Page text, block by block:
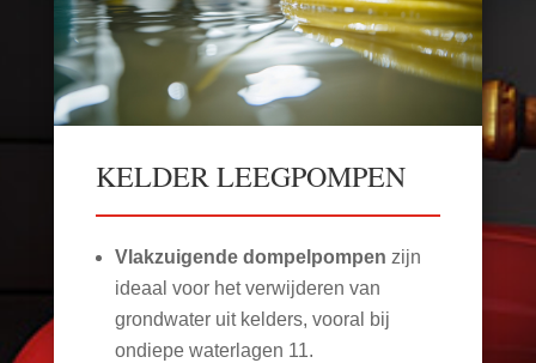
KELDER LEEGPOMPEN
Vlakzuigende dompelpompen zijn
ideaal voor het verwijderen van
grondwater uit kelders, vooral bij
ondiepe waterlagen 11.